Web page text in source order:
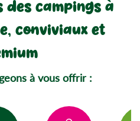
des campings à
conviviaux et
à vous offrir :